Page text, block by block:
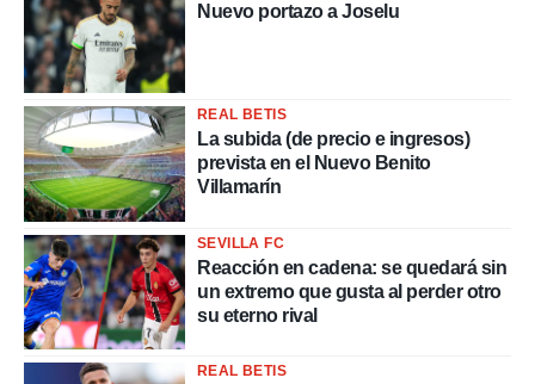
Nuevo portazo a Joselu
REAL BETIS
La subida (de precio e ingresos)
prevista en el Nuevo Benito
Villamarín
SEVILLA FC
Reacción en cadena: se quedará sin
un extremo que gusta al perder otro
su eterno rival
REAL BETIS